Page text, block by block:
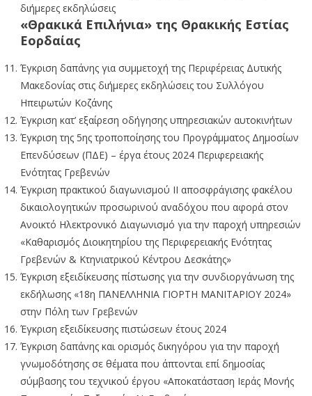
διήμερες εκδηλώσεις
«Θρακικά Επιλήνια» της Θρακικής Εστίας
Εορδαίας
Έγκριση δαπάνης για συμμετοχή της Περιφέρειας Δυτικής
Μακεδονίας στις διήμερες εκδηλώσεις του Συλλόγου
Ηπειρωτών Κοζάνης
Έγκριση κατ’ εξαίρεση οδήγησης υπηρεσιακών αυτοκινήτων
Έγκριση της 5ης τροποποίησης του Προγράμματος Δημοσίων
Επενδύσεων (ΠΔΕ) – έργα έτους 2024 Περιφερειακής
Ενότητας Γρεβενών
Έγκριση πρακτικού διαγωνισμού ΙΙ αποσφράγισης φακέλου
δικαιολογητικών προσωρινού αναδόχου που αφορά στον
Ανοικτό Ηλεκτρονικό Διαγωνισμό για την παροχή υπηρεσιών
«Καθαρισμός Διοικητηρίου της Περιφερειακής Ενότητας
Γρεβενών & Κτηνιατρικού Κέντρου Δεσκάτης»
Έγκριση εξειδίκευσης πίστωσης για την συνδιοργάνωση της
εκδήλωσης «18η ΠΑΝΕΛΛΗΝΙΑ ΓΙΟΡΤΗ ΜΑΝΙΤΑΡΙΟΥ 2024»
στην Πόλη των Γρεβενών
Έγκριση εξειδίκευσης πιστώσεων έτους 2024
Έγκριση δαπάνης και ορισμός δικηγόρου για την παροχή
γνωμοδότησης σε θέματα που άπτονται επί δημοσίας
σύμβασης του τεχνικού έργου «Αποκατάσταση Ιεράς Μονής